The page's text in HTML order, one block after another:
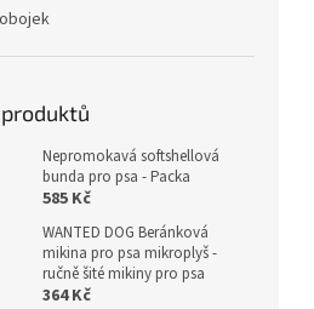
produktů
Nepromokavá softshellová
bunda pro psa - Packa
585 Kč
WANTED DOG Beránková
mikina pro psa mikroplyš -
ručně šité mikiny pro psa
364 Kč